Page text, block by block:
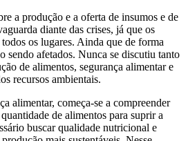
a produção e a oferta de insumos e de
diante das crises, já que os
os lugares. Ainda que de forma
sendo afetados. Nunca se discutiu tanto
de alimentos, segurança alimentar e
recursos ambientais.
alimentar, começa-se a compreender
de alimentos para suprir a
buscar qualidade nutricional e